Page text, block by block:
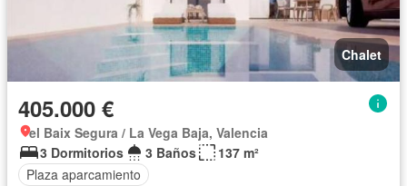
Chalet
405.000 €
el Baix Segura / La Vega Baja, Valencia
3 Dormitorios
3 Baños
137 m²
Plaza aparcamiento